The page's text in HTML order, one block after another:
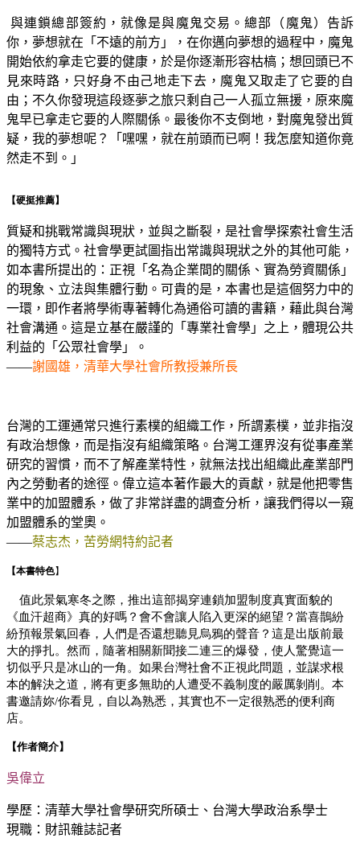
與連鎖總部簽約，就像是與魔鬼交易。總部（魔鬼）告訴
你，夢想就在「不遠的前方」，在你邁向夢想的過程中，魔鬼
開始依約拿走它要的健康，於是你逐漸形容枯槁；想回頭已不
見來時路，只好身不由己地走下去，魔鬼又取走了它要的自
由；不久你發現這段逐夢之旅只剩自己一人孤立無援，原來魔
鬼早已拿走它要的人際關係。最後你不支倒地，對魔鬼發出質
疑，我的夢想呢？「嘿嘿，就在前頭而已啊！我怎麼知道你竟
然走不到。」
【硬挺推薦】
質疑和挑戰常識與現狀，並與之斷裂，是社會學探索社會生活
的獨特方式。社會學更試圖指出常識與現狀之外的其他可能，
如本書所提出的：正視「名為企業間的關係、實為勞資關係」
的現象、立法與集體行動。可貴的是，本書也是這個努力中的
一環，即作者將學術專著轉化為通俗可讀的書籍，藉此與台灣
社會溝通。這是立基在嚴謹的「專業社會學」之上，體現公共
利益的「公眾社會學」。
——謝國雄，清華大學社會所教授兼所長
台灣的工運通常只進行素樸的組織工作，所謂素樸，並非指沒
有政治想像，而是指沒有組織策略。台灣工運界沒有從事產業
研究的習慣，而不了解產業特性，就無法找出組織此產業部門
內之勞動者的途徑。偉立這本著作最大的貢獻，就是他把零售
業中的加盟體系，做了非常詳盡的調查分析，讓我們得以一窺
加盟體系的堂奧。
——蔡志杰，苦勞網特約記者
【本書特色】
值此景氣寒冬之際，推出這部揭穿連鎖加盟制度真實面貌的
《血汗超商》真的好嗎？會不會讓人陷入更深的絕望？當喜鵲紛
紛預報景氣回春，人們是否還想聽見烏鴉的聲音？這是出版前最
大的掙扎。然而，隨著相關新聞接二連三的爆發，使人驚覺這一
切似乎只是冰山的一角。如果台灣社會不正視此問題，並謀求根
本的解決之道，將有更多無助的人遭受不義制度的嚴厲剝削。本
書邀請妳/你看見，自以為熟悉，其實也不一定很熟悉的便利商
店。
【作者簡介】
吳偉立
學歷：清華大學社會學研究所碩士、台灣大學政治系學士
現職：財訊雜誌記者